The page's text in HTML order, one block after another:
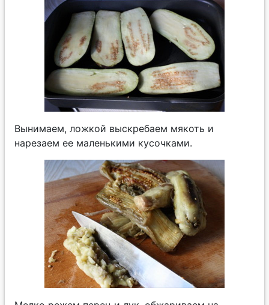
Вынимаем, ложкой выскребаем мякоть и
нарезаем ее маленькими кусочками.